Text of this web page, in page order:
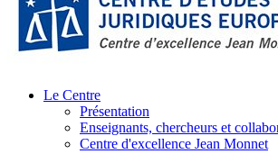
Le Centre
Présentation
Enseignants, chercheurs et
Centre d'excellence Jean Monnet